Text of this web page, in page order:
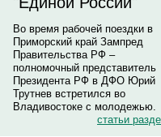
Во время рабочей поездки в
Приморский край Зампред
Правительства РФ –
полномочный представитель
Президента РФ в ДФО Юрий
Трутнев встретился во
Владивостоке с молодежью.
статьи